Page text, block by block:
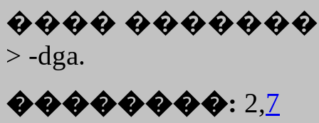
����
> -dga.
��������: 2,7